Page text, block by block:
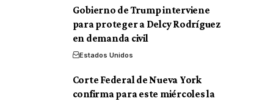
Gobierno de Trump interviene
para proteger a Delcy Rodríguez
en demanda civil
Estados Unidos
Corte Federal de Nueva York
confirma para este miércoles la